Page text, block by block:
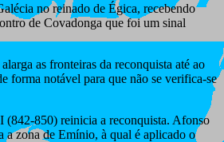
no reinado de Égica, recebendo
de Covadonga que foi um sinal
as fronteiras da reconquista até ao
forma notável para que não se verifica-se
(842-850) reinicia a reconquista. Afonso
a zona de Emínio, à qual é aplicado o